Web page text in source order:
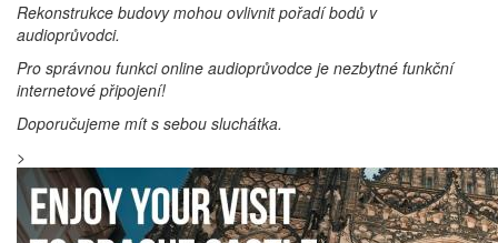
Rekonstrukce budovy mohou ovlivnit pořadí bodů v
audioprůvodci.
Pro správnou funkci online audioprůvodce je nezbytné funkční
internetové připojení!
Doporučujeme mít s sebou sluchátka.
>